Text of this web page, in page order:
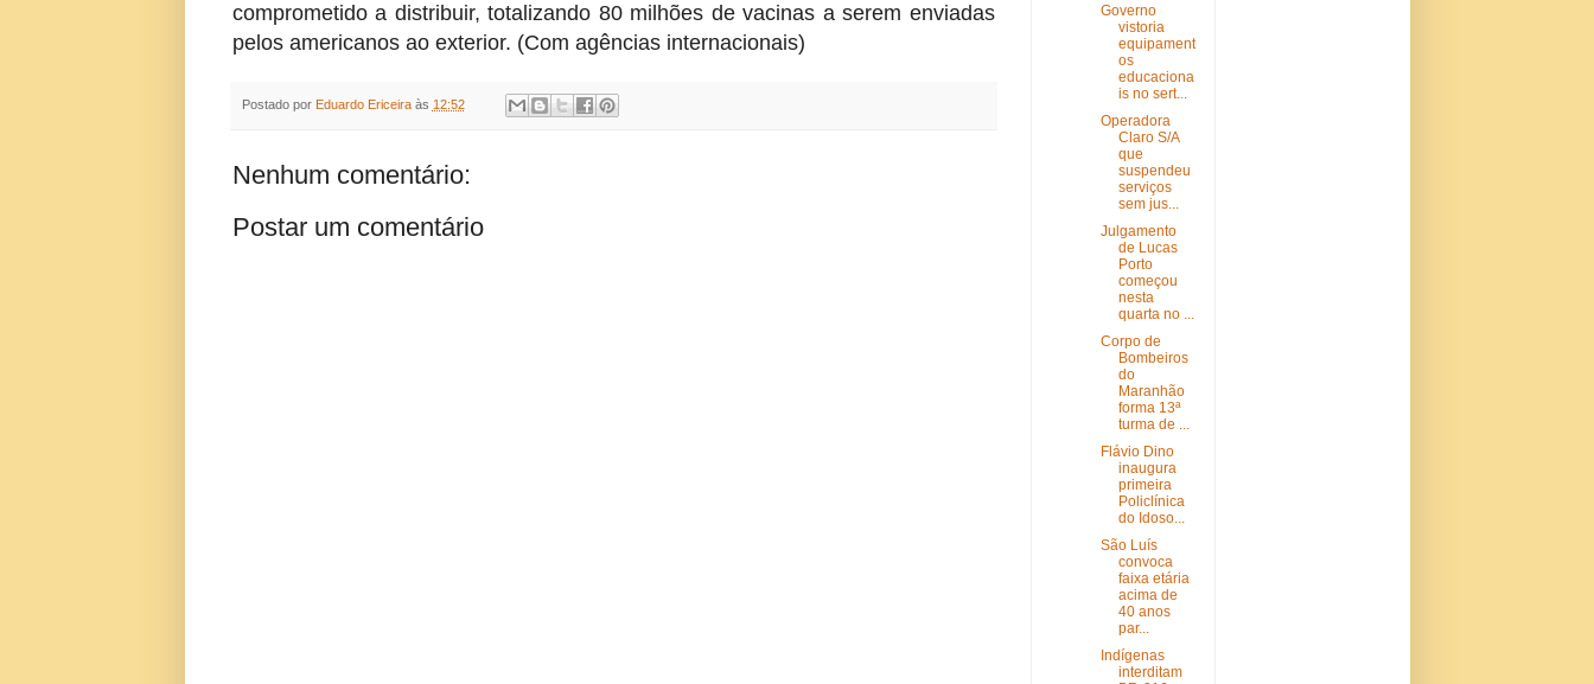
comprometido a distribuir, totalizando 80 milhões de vacinas a serem enviadas
pelos americanos ao exterior. (Com agências internacionais)
Postado por Eduardo Ericeira às 12:52
Nenhum comentário:
Postar um comentário
Governo
vistoria
equipament
os
educaciona
is no sert...
Operadora
Claro S/A
que
suspendeu
serviços
sem jus...
Julgamento
de Lucas
Porto
começou
nesta
quarta no ...
Corpo de
Bombeiros
do
Maranhão
forma 13ª
turma de ...
Flávio Dino
inaugura
primeira
Policlínica
do Idoso...
São Luís
convoca
faixa etária
acima de
40 anos
par...
Indígenas
interditam